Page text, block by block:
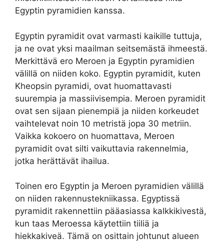
Egyptin pyramidien kanssa.
Egyptin pyramidit ovat varmasti kaikille tuttuja,
ja ne ovat yksi maailman seitsemästä ihmeestä.
Merkittävä ero Meroen ja Egyptin pyramidien
välillä on niiden koko. Egyptin pyramidit, kuten
Kheopsin pyramidi, ovat huomattavasti
suurempia ja massiivisempia. Meroen pyramidit
ovat sen sijaan pienempiä ja niiden korkeudet
vaihtelevat noin 10 metristä jopa 30 metriin.
Vaikka kokoero on huomattava, Meroen
pyramidit ovat silti vaikuttavia rakennelmia,
jotka herättävät ihailua.
Toinen ero Egyptin ja Meroen pyramidien välillä
on niiden rakennustekniikassa. Egyptissä
pyramidit rakennettiin pääasiassa kalkkikivestä,
kun taas Meroessa käytettiin tiiliä ja
hiekkakiveä. Tämä on osittain johtunut alueen